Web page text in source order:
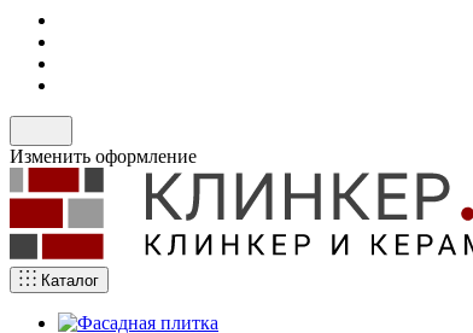
Изменить оформление
Каталог